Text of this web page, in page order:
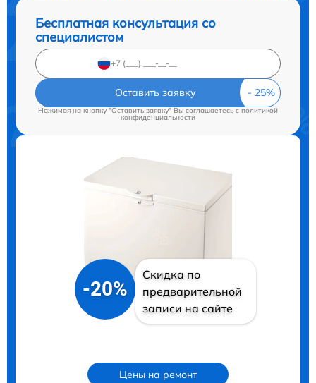
Бесплатная консультация со
специалистом
Оставить заявку
Нажимая на кнопку "Оставить заявку" Вы соглашаетесь cполитикой
конфиденциальности
-20%
Скидка по
предварительной
записи на сайте
Цены на ремонт